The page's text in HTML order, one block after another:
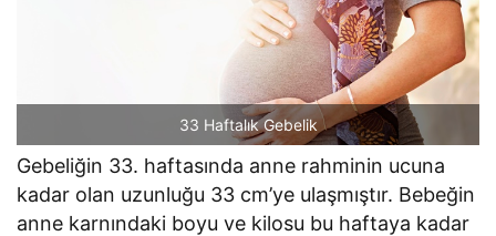
33 Haftalık Gebelik
Gebeliğin 33. haftasında anne rahminin ucuna
kadar olan uzunluğu 33 cm’ye ulaşmıştır. Bebeğin
anne karnındaki boyu ve kilosu bu haftaya kadar